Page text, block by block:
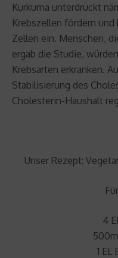
Kurkuma unterdrückt
Krebszellen fördern
Zellen ein. Menschen,
ergab die Studie,
Krebsarten erkranken.
Stabilisierung des
Cholesterin-Haushalt
Unser Rezept:
4
1 EL